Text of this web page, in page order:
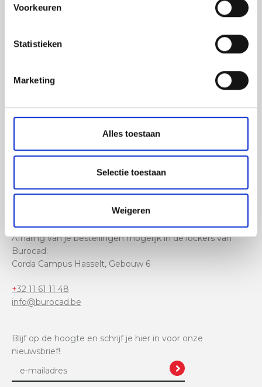
Voorkeuren
Statistieken
Marketing
Alles toestaan
Selectie toestaan
Weigeren
Blijf op de hoogte en schrijf je hier in voor onze
nieuwsbrief!
Ambachtslaan 1005,
Afhaling van je bestellingen mogelijk in de lockers van
Burocad:
Corda Campus Hasselt, Gebouw 6
+32 11 61 11 48
info@burocad.be
promotiemateriaal
belettering
xxl prints
gevelreclame